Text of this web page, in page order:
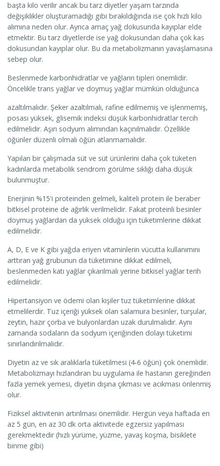
başta kilo verilir ancak bu tarz diyetler yaşam tarzında
değişiklikler oluşturamadığı gibi bırakıldığında ise çok hızlı kilo
alımına neden olur. Ayrıca amaç yağ dokusunda kayıplar elde
etmektir. Bu tarz diyetlerde ise yağ dokusundan daha çok kas
dokusundan kayıplar olur. Bu da metabolizmanın yavaşlamasına
sebep olur.
Beslenmede karbonhidratlar ve yağların tipleri önemlidir.
Öncelikle trans yağlar ve doymuş yağlar mümkün olduğunca
azaltılmalıdır. Şeker azaltılmalı, rafine edilmemiş ve işlenmemiş,
posası yüksek, glisemik indeksi düşük karbonhidratlar tercih
edilmelidir. Aşırı sodyum alımından kaçınılmalıdır. Özellikle
öğünler düzenli olmalı öğün atlanmamalıdır.
Yapılan bir çalışmada süt ve süt ürünlerini daha çok tüketen
kadınlarda metabolik sendrom görülme sıklığı daha düşük
bulunmuştur.
Enerjinin %15'i proteinden gelmeli, kaliteli protein ile beraber
bitkisel proteine de ağırlık verilmelidir. Fakat proteinli besinler
doymuş yağlardan da yüksek olduğu için tüketimlerine dikkat
edilmelidir.
A, D, E ve K gibi yağda eriyen vitaminlerin vücutta kullanımını
arttıran yağ grubunun da tüketimine dikkat edilmeli,
beslenmeden katı yağlar çıkarılmalı yerine bitkisel yağlar terih
edilmelidir.
Hipertansiyon ve ödemi olan kişiler tuz tüketimlerine dikkat
etmelilerdir. Tuz içeriği yüksek olan salamura besinler, turşular,
zeytin, hazır çorba ve bulyonlardan uzak durulmalıdır. Aynı
zamanda sodaların da sodyum içeriğinden dolayı tüketimi
sınırlandırılmalıdır.
Diyetin az ve sık aralıklarla tüketilmesi (4-6 öğün) çok önemlidir.
Metabolizmayı hızlandıran bu uygulama ile hastanın gereğinden
fazla yemek yemesi, diyetin dışına çıkması ve acıkması önlenmiş
olur.
Fiziksel aktivitenin artırılması önemlidir. Hergün veya haftada en
az 5 gün, en az 30 dk orta aktivitede egzersiz yapılması
gerekmektedir (hızlı yürüme, yüzme, yavaş koşma, bisiklete
binme gibi)